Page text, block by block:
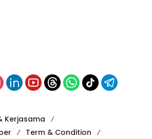
Kerjasama
Term & Condition